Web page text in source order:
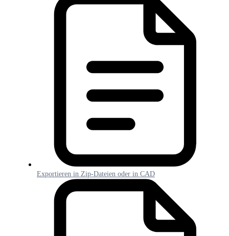
Exportieren in Zip-Dateien oder in CAD